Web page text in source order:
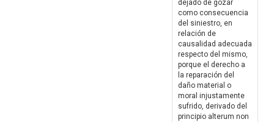
dejado de gozar
como consecuencia
del siniestro, en
relación de
causalidad adecuada
respecto del mismo,
porque el derecho a
la reparación del
daño material o
moral injustamente
sufrido, derivado del
principio alterum non